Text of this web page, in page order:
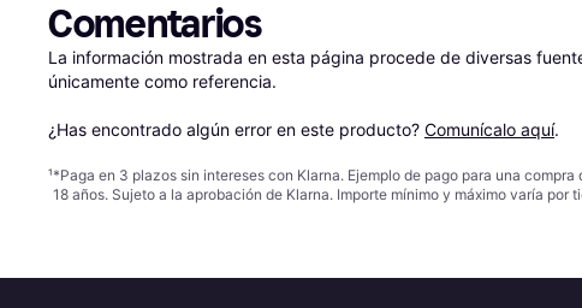
Comentarios
La información mostrada en esta página procede de diversas
únicamente como referencia.
¿Has encontrado algún error en este producto? Comunícalo aquí.
¹*Paga en 3 plazos sin intereses con Klarna. Ejemplo de pago para una
18 años. Sujeto a la aprobación de Klarna. Importe mínimo y máximo varía